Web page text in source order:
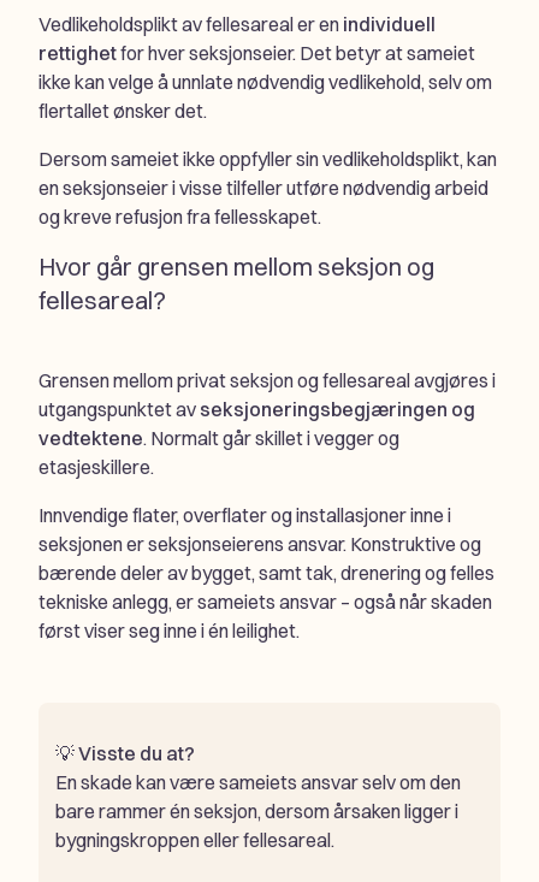
Vedlikeholdsplikt av fellesareal er en individuell
rettighetfor hver seksjonseier. Det betyr at sameiet
ikke kan velge å unnlate nødvendig vedlikehold, selv om
flertallet ønsker det.
Dersom sameiet ikke oppfyller sin vedlikeholdsplikt, kan
en seksjonseier i visse tilfeller utføre nødvendig arbeid
og kreve refusjon fra fellesskapet.
Hvor går grensen mellom seksjon og
fellesareal?
Grensen mellom privat seksjon og fellesareal avgjøres i
utgangspunktet av seksjoneringsbegjæringen og
vedtektene. Normalt går skillet i vegger og
etasjeskillere.
Innvendige flater, overflater og installasjoner inne i
seksjonen er seksjonseierens ansvar. Konstruktive og
bærende deler av bygget, samt tak, drenering og felles
tekniske anlegg, er sameiets ansvar – også når skaden
først viser seg inne i én leilighet.
💡Visste du at?
En skade kan være sameiets ansvar selv om den
bare rammer én seksjon, dersom årsaken ligger i
bygningskroppen eller fellesareal.